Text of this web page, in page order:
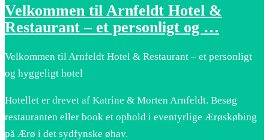
Velkommen til Arnfeldt Hotel &
Restaurant – et personligt og …
Velkommen til Arnfeldt Hotel & Restaurant – et personligt
og hyggeligt hotel
Hotellet er drevet af Katrine & Morten Arnfeldt. Besøg
restauranten eller book et ophold i eventyrlige Ærøskøbing
på Ærø i det sydfynske øhav.